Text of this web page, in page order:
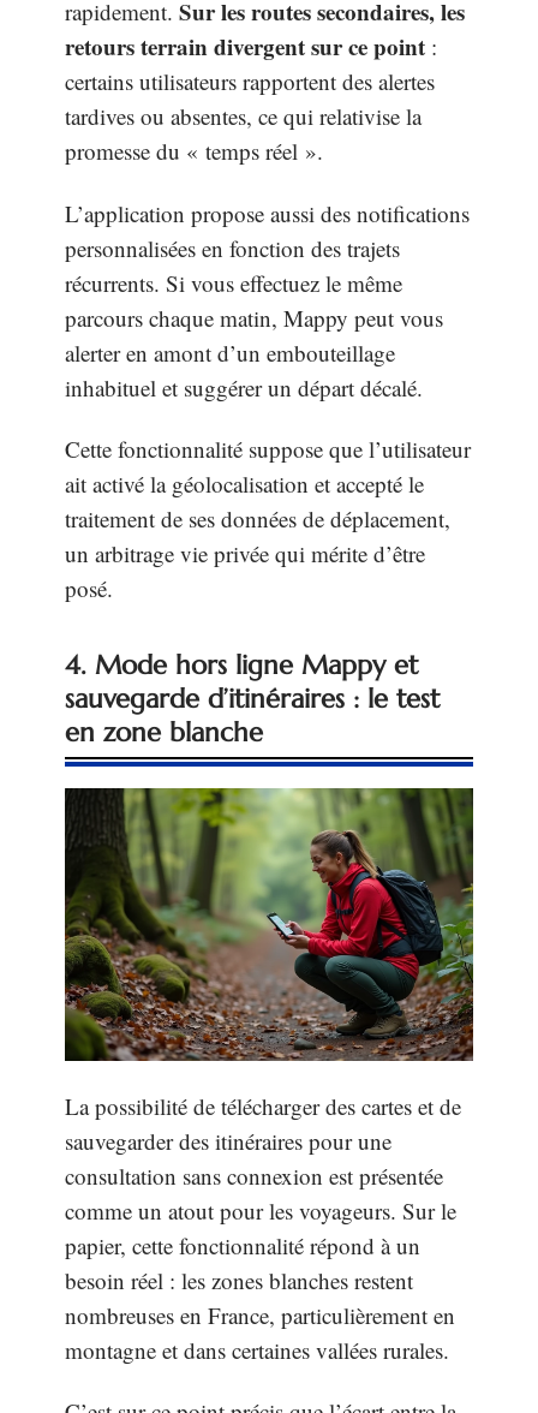
rapidement. Sur les routes secondaires, les
retours terrain divergent sur ce point :
certains utilisateurs rapportent des alertes
tardives ou absentes, ce qui relativise la
promesse du « temps réel ».
L’application propose aussi des notifications
personnalisées en fonction des trajets
récurrents. Si vous effectuez le même
parcours chaque matin, Mappy peut vous
alerter en amont d’un embouteillage
inhabituel et suggérer un départ décalé.
Cette fonctionnalité suppose que l’utilisateur
ait activé la géolocalisation et accepté le
traitement de ses données de déplacement,
un arbitrage vie privée qui mérite d’être
posé.
4. Mode hors ligne Mappy et
sauvegarde d’itinéraires : le test
en zone blanche
La possibilité de télécharger des cartes et de
sauvegarder des itinéraires pour une
consultation sans connexion est présentée
comme un atout pour les voyageurs. Sur le
papier, cette fonctionnalité répond à un
besoin réel : les zones blanches restent
nombreuses en France, particulièrement en
montagne et dans certaines vallées rurales.